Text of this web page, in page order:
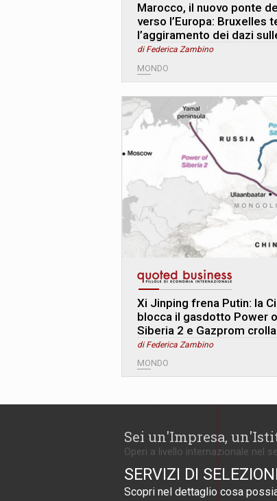
Marocco, il nuovo ponte
verso l’Europa: Bruxelles
l’aggiramento dei dazi
di Federica Zambino
MONDO
Xi Jinping frena Putin: la
blocca il gasdotto Power
Siberia 2 e Gazprom
di Federica Zambino
MONDO
Sei un'Impresa,
Operi a livello internazionale nel
SERVIZI DI
Scopri nel dettaglio cosa